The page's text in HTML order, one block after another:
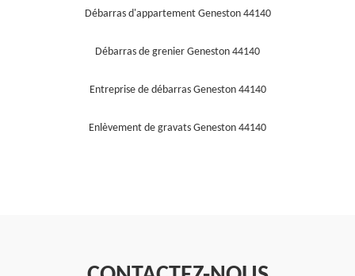
Débarras d'appartement Geneston 44140
Débarras de grenier Geneston 44140
Entreprise de débarras Geneston 44140
Enlèvement de gravats Geneston 44140